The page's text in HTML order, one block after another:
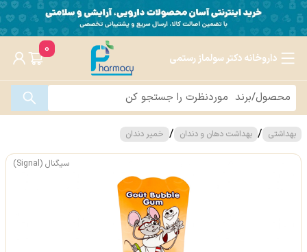
داروخانه دکتر سولماز رستمی
0
بهداشتی / بهداشت دهان و دندان / خمیر دندان
سیگنال (Signal)